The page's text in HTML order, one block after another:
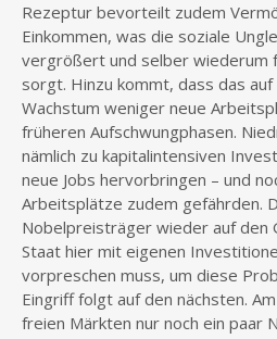
Rezeptur bevorteilt zudem
Einkommen, was die soziale
vergrößert und selber wiederum
sorgt. Hinzu kommt, dass das
Wachstum weniger neue
früheren Aufschwungphasen.
nämlich zu kapitalintensiven
neue Jobs hervorbringen – und
Arbeitsplätze zudem gefährden.
Nobelpreisträger wieder auf den
Staat hier mit eigenen
vorpreschen muss, um diese
Eingriff folgt auf den nächsten.
freien Märkten nur noch ein paar